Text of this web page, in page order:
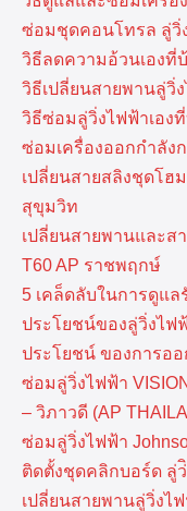
ซ่อมชุดคอนโทรล ลู่วิ่
วิธีลดความอ้วนเองที่
วิธีเปลี่ยนสายพานลู่วิ่
วิธีซ่อมลู่วิ่งไฟฟ้าเอง
ซ่อมเครื่องออกกำลัง
เปลี่ยนสายสลิงชุดโฮ
สุขุมวิท
เปลี่ยนสายพานและส
T60 AP ราชพฤกษ์
5 เคล็ดลับในการดูแ
ประโยชน์ของลู่วิ่งไฟ
ประโยชน์ ของการออ
ซ่อมลู่วิ่งไฟฟ้า
– วิภาวดี (AP
ซ่อมลู่วิ่งไฟฟ้า
ติดตั้งชุดคลิกบอร์ด ลู่ว่ิ
เปลี่ยนสายพานลู่วิ่งไ